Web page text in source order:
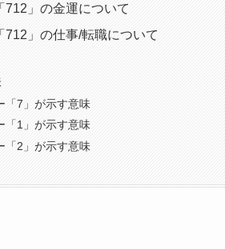
712」の金運について
」の仕事/転職について
「7」が示す意味
「1」が示す意味
「2」が示す意味